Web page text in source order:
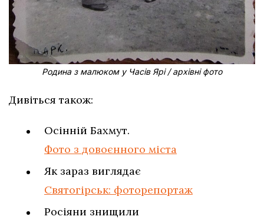
Родина з малюком у Часів Ярі / архівні фото
Дивіться також:
Осінній Бахмут.
Фото з довоєнного міста
Як зараз виглядає
Святогірськ: фоторепортаж
Росіяни знищили